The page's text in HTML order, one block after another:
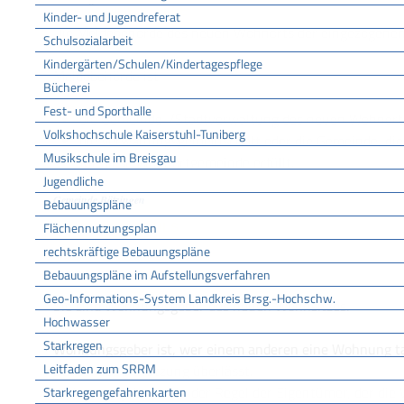
Kinder- und Jugendreferat
Schulsozialarbeit
Kindergärten/Schulen/Kindertagespflege
Bücherei
Fest- und Sporthalle
Volkshochschule Kaiserstuhl-Tuniberg
Musikschule im Breisgau
Jugendliche
Bebauungspläne
Flächennutzungsplan
rechtskräftige Bebauungspläne
Bebauungspläne im Aufstellungsverfahren
Geo-Informations-System Landkreis Brsg.-Hochschw.
Hochwasser
Starkregen
Leitfaden zum SRRM
Starkregengefahrenkarten
ZUSTÄNDIGE STELLE
Die Meldebehörde des neuen Wohnorts der
Meldebehörde ist
die Gemeinde-/Stadtverwaltung des neuen
die Verwaltungsgemeinschaft oder die Gemeinde,
für diese Wohnortgemeinde erfüllt.
Gemeinde Bötzingen
LEISTUNGSDETAILS
Voraussetzungen
Sie sind Wohnungsgeber des neuen Wohnsitzes.
Wohnungsgeber ist, wer einem anderen eine Wohnung
Schein zur Benutzung überlässt.
Wohnungsgeber ist in der Regel der Eigentümer, der die